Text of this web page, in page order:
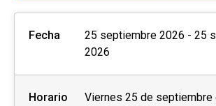
Fecha
25 septiembre 2026 - 25
2026
Horario
Viernes 25 de septiembre